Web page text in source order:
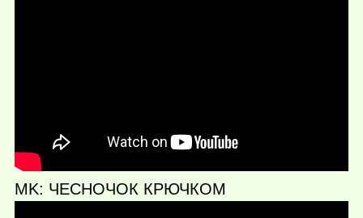
MK: ЧЕСНОЧОК КРЮЧКОМ